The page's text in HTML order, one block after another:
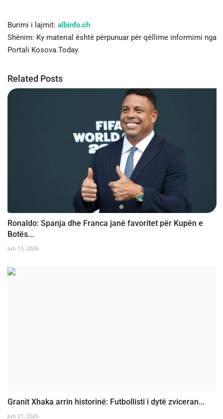
Burimi i lajmit: albinfo.ch
Shënim: Ky material është përpunuar për qëllime informimi nga
Portali Kosova.Today.
Related Posts
Ronaldo: Spanja dhe Franca janë favoritet për Kupën e
Botës...
Jun 13, 2026
Granit Xhaka arrin historinë: Futbollisti i dytë zviceran...
Jun 21, 2026